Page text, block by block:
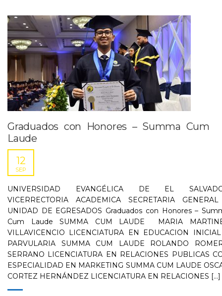
Graduados con Honores – Summa Cum
Laude
12
SEP
UNIVERSIDAD EVANGÉLICA DE EL
VICERRECTORIA ACADEMICA SECRETARIA
UNIDAD DE EGRESADOS Graduados con Honores –
Cum Laude SUMMA CUM LAUDE MARIA
VILLAVICENCIO LICENCIATURA EN EDUCACION
PARVULARIA SUMMA CUM LAUDE ROLANDO
SERRANO LICENCIATURA EN RELACIONES PUBLICAS
ESPECIALIDAD EN MARKETING SUMMA CUM LAUDE
CORTEZ HERNÁNDEZ LICENCIATURA EN RELACIONES [...]